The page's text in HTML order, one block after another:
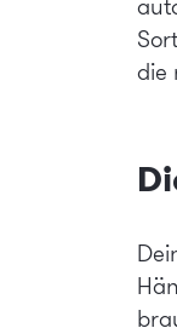
die